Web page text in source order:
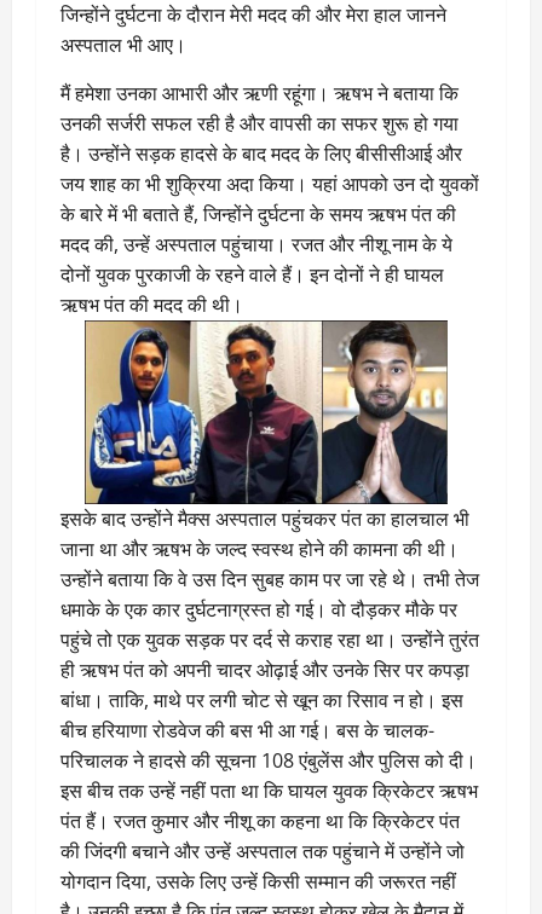
जिन्होंने दुर्घटना के दौरान मेरी मदद की और मेरा हाल जानने
अस्पताल भी आए।
मैं हमेशा उनका आभारी और ऋणी रहूंगा। ऋषभ ने बताया कि
उनकी सर्जरी सफल रही है और वापसी का सफर शुरू हो गया
है। उन्होंने सड़क हादसे के बाद मदद के लिए बीसीसीआई और
जय शाह का भी शुक्रिया अदा किया। यहां आपको उन दो युवकों
के बारे में भी बताते हैं, जिन्होंने दुर्घटना के समय ऋषभ पंत की
मदद की, उन्हें अस्पताल पहुंचाया। रजत और नीशू नाम के ये
दोनों युवक पुरकाजी के रहने वाले हैं। इन दोनों ने ही घायल
ऋषभ पंत की मदद की थी।
इसके बाद उन्होंने मैक्स अस्पताल पहुंचकर पंत का हालचाल भी
जाना था और ऋषभ के जल्द स्वस्थ होने की कामना की थी।
उन्होंने बताया कि वे उस दिन सुबह काम पर जा रहे थे। तभी तेज
धमाके के एक कार दुर्घटनाग्रस्त हो गई। वो दौड़कर मौके पर
पहुंचे तो एक युवक सड़क पर दर्द से कराह रहा था। उन्होंने तुरंत
ही ऋषभ पंत को अपनी चादर ओढ़ाई और उनके सिर पर कपड़ा
बांधा। ताकि, माथे पर लगी चोट से खून का रिसाव न हो। इस
बीच हरियाणा रोडवेज की बस भी आ गई। बस के चालक-
परिचालक ने हादसे की सूचना 108 एंबुलेंस और पुलिस को दी।
इस बीच तक उन्हें नहीं पता था कि घायल युवक क्रिकेटर ऋषभ
पंत हैं। रजत कुमार और नीशू का कहना था कि क्रिकेटर पंत
की जिंदगी बचाने और उन्हें अस्पताल तक पहुंचाने में उन्होंने जो
योगदान दिया, उसके लिए उन्हें किसी सम्मान की जरूरत नहीं